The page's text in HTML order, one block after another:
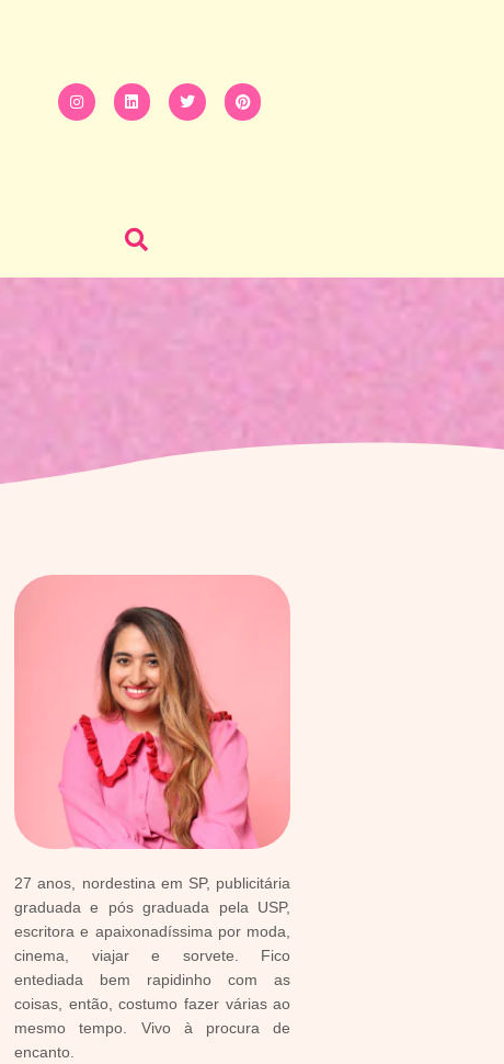
27 anos, nordestina em SP, publicitária
graduada e pós graduada pela USP,
escritora e apaixonadíssima por moda,
cinema, viajar e sorvete. Fico
entediada bem rapidinho com as
coisas, então, costumo fazer várias ao
mesmo tempo. Vivo à procura de
encanto.